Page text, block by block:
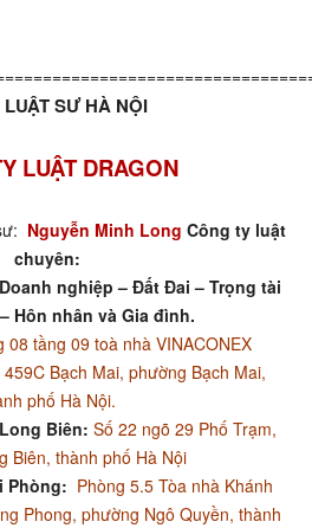
SƯ HÀ NỘI
LUẬT DRAGON
Nguyễn Minh Long Công ty luật
chuyên:
nghiệp – Đất Đai – Trọng tài
Hôn nhân và Gia đình.
08 tầng 09 toà nhà VINACONEX
Bạch Mai, phường Bạch Mai,
phố Hà Nội.
Biên: Số 22 ngõ 29 Phố Trạm,
Biên, thành phố Hà Nội
Phòng: Phòng 5.5 Tòa nhà Khánh
Phong, phường Ngô Quyền, thành